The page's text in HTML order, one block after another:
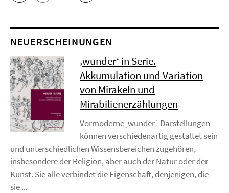
NEUERSCHEINUNGEN
‚wunder‘ in Serie.
Akkumulation und Variation
von Mirakeln und
Mirabilienerzählungen
Vormoderne ‚wunder‘-Darstellungen
können verschiedenartig gestaltet sein
und unterschiedlichen Wissensbereichen zugehören,
insbesondere der Religion, aber auch der Natur oder der
Kunst. Sie alle verbindet die Eigenschaft, denjenigen, die
sie ...